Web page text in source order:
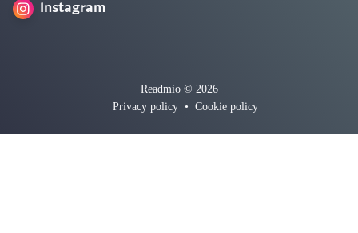
Instagram
Readmio © 2026
Privacy policy • Cookie policy